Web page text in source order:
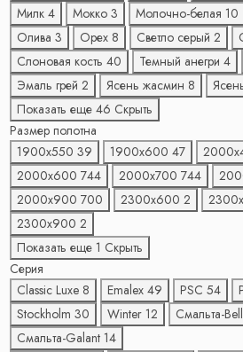
Милк 4 Мокко 3 Молочно-белая 10
Олива 3 Орех 8 Светло серый 2
Слоновая кость 40 Темный анегри 4
Эмаль грей 2 Ясень жасмин 8
Показать еще 46 Скрыть
Размер полотна
1900х550 39 1900х600 47
2000х600 744 2000х700 744
2000х900 700 2300х600 2
2300х900 2
Показать еще 1 Скрыть
Серия
Classic Luxe 8 Emalex 49 PSC 54
Stockholm 30 Winter 12 Смальта-
Смальта-Galant 14